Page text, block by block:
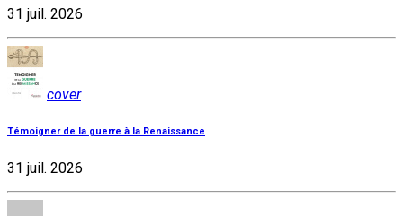
31 juil. 2026
cover
Témoigner de la guerre à la Renaissance
31 juil. 2026